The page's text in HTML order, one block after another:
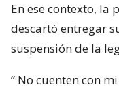
En ese contexto, la
descartó entregar
suspensión de la
“ No cuenten con